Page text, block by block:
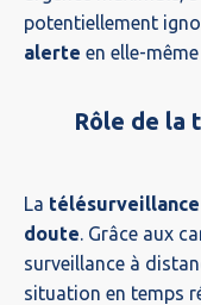
potentiellement
alerte en elle-
Rôle de la
La télésurveillance
doute . Grâce aux
surveillance à
situation en temps